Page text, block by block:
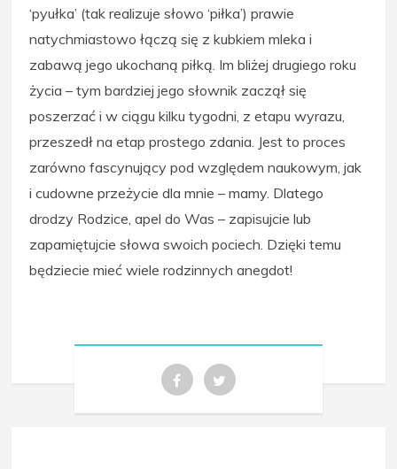
‘pyułka’ (tak realizuje słowo ‘piłka’) prawie
natychmiastowo łączą się z kubkiem mleka i
zabawą jego ukochaną piłką. Im bliżej drugiego roku
życia – tym bardziej jego słownik zaczął się
poszerzać i w ciągu kilku tygodni, z etapu wyrazu,
przeszedł na etap prostego zdania. Jest to proces
zarówno fascynujący pod względem naukowym, jak
i cudowne przeżycie dla mnie – mamy. Dlatego
drodzy Rodzice, apel do Was – zapisujcie lub
zapamiętujcie słowa swoich pociech. Dzięki temu
będziecie mieć wiele rodzinnych anegdot!